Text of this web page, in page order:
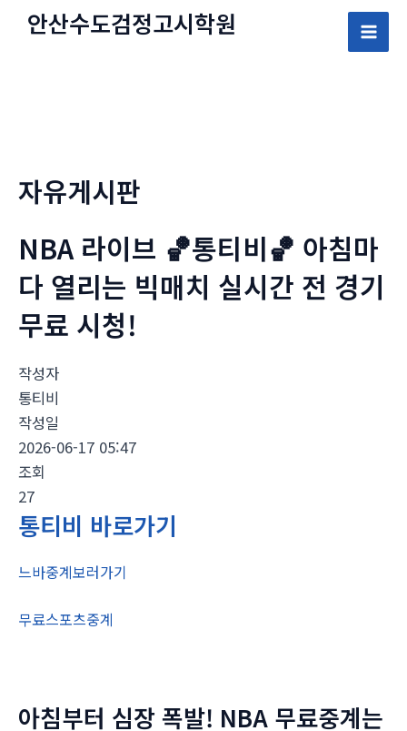
안산수도검정고시학원
Main
자유게시판
NBA 라이브 🏀통티비🏀 아침마
다 열리는 빅매치 실시간 전 경기
무료 시청!
작성자
통티비
작성일
2026-06-17 05:47
조회
27
통티비 바로가기
느바중계보러가기
무료스포츠중계
아침부터 심장 폭발! NBA 무료중계는